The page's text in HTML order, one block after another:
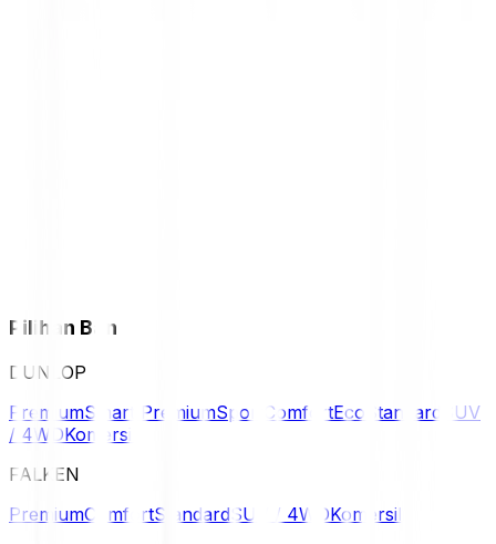
Pilihan Ban
DUNLOP
PremiumSmart PremiumSport ComfortEco Standard
SUV
/ 4WDKomersil
FALKEN
PremiumComfortStandard SUV / 4WDKomersil